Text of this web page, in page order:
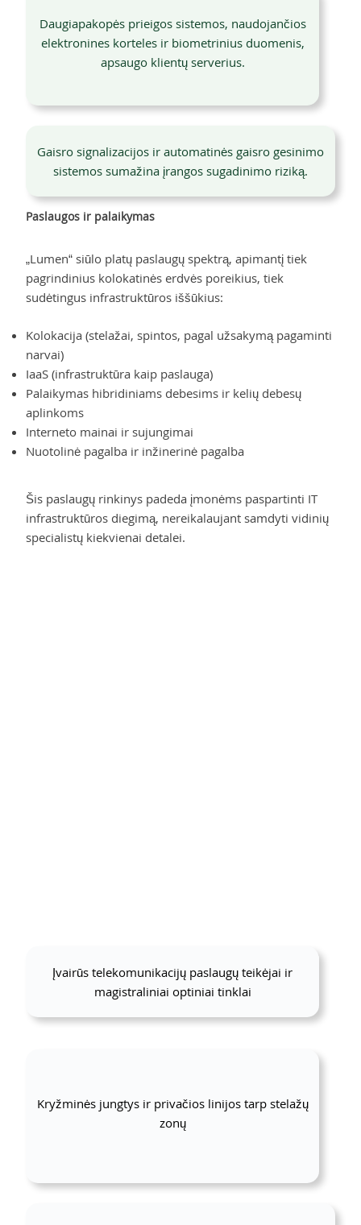
Daugiapakopės prieigos sistemos, naudojančios
elektronines korteles ir biometrinius duomenis,
apsaugo klientų serverius.
Gaisro signalizacijos ir automatinės gaisro gesinimo
sistemos sumažina įrangos sugadinimo riziką.
Paslaugos ir palaikymas
„Lumen“ siūlo platų paslaugų spektrą, apimantį tiek
pagrindinius kolokatinės erdvės poreikius, tiek
sudėtingus infrastruktūros iššūkius:
Kolokacija (stelažai, spintos, pagal užsakymą pagaminti
narvai)
IaaS (infrastruktūra kaip paslauga)
Palaikymas hibridiniams debesims ir kelių debesų
aplinkoms
Interneto mainai ir sujungimai
Nuotolinė pagalba ir inžinerinė pagalba
Šis paslaugų rinkinys padeda įmonėms paspartinti IT
infrastruktūros diegimą, nereikalaujant samdyti vidinių
specialistų kiekvienai detalei.
Įvairūs telekomunikacijų paslaugų teikėjai ir
magistraliniai optiniai tinklai
Kryžminės jungtys ir privačios linijos tarp stelažų
zonų